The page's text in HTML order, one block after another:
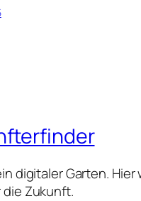
digitaler Garten. Hier
die Zukunft.